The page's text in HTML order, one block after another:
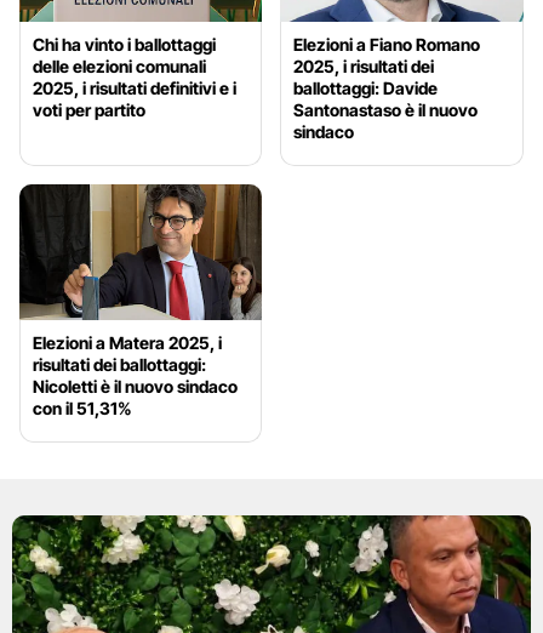
Chi ha vinto i ballottaggi
delle elezioni comunali
2025, i risultati definitivi e i
voti per partito
Elezioni a Fiano Romano
2025, i risultati dei
ballottaggi: Davide
Santonastaso è il nuovo
sindaco
Elezioni a Matera 2025, i
risultati dei ballottaggi:
Nicoletti è il nuovo sindaco
con il 51,31%